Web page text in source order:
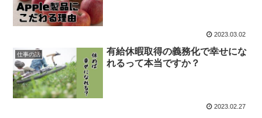
2023.03.02
仕事の話
有給休暇取得の義務化で幸せにな
れるって本当ですか？
2023.02.27